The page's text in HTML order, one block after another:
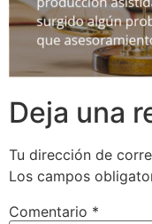
Deja una
Tu dirección de
Los campos
Comentario *